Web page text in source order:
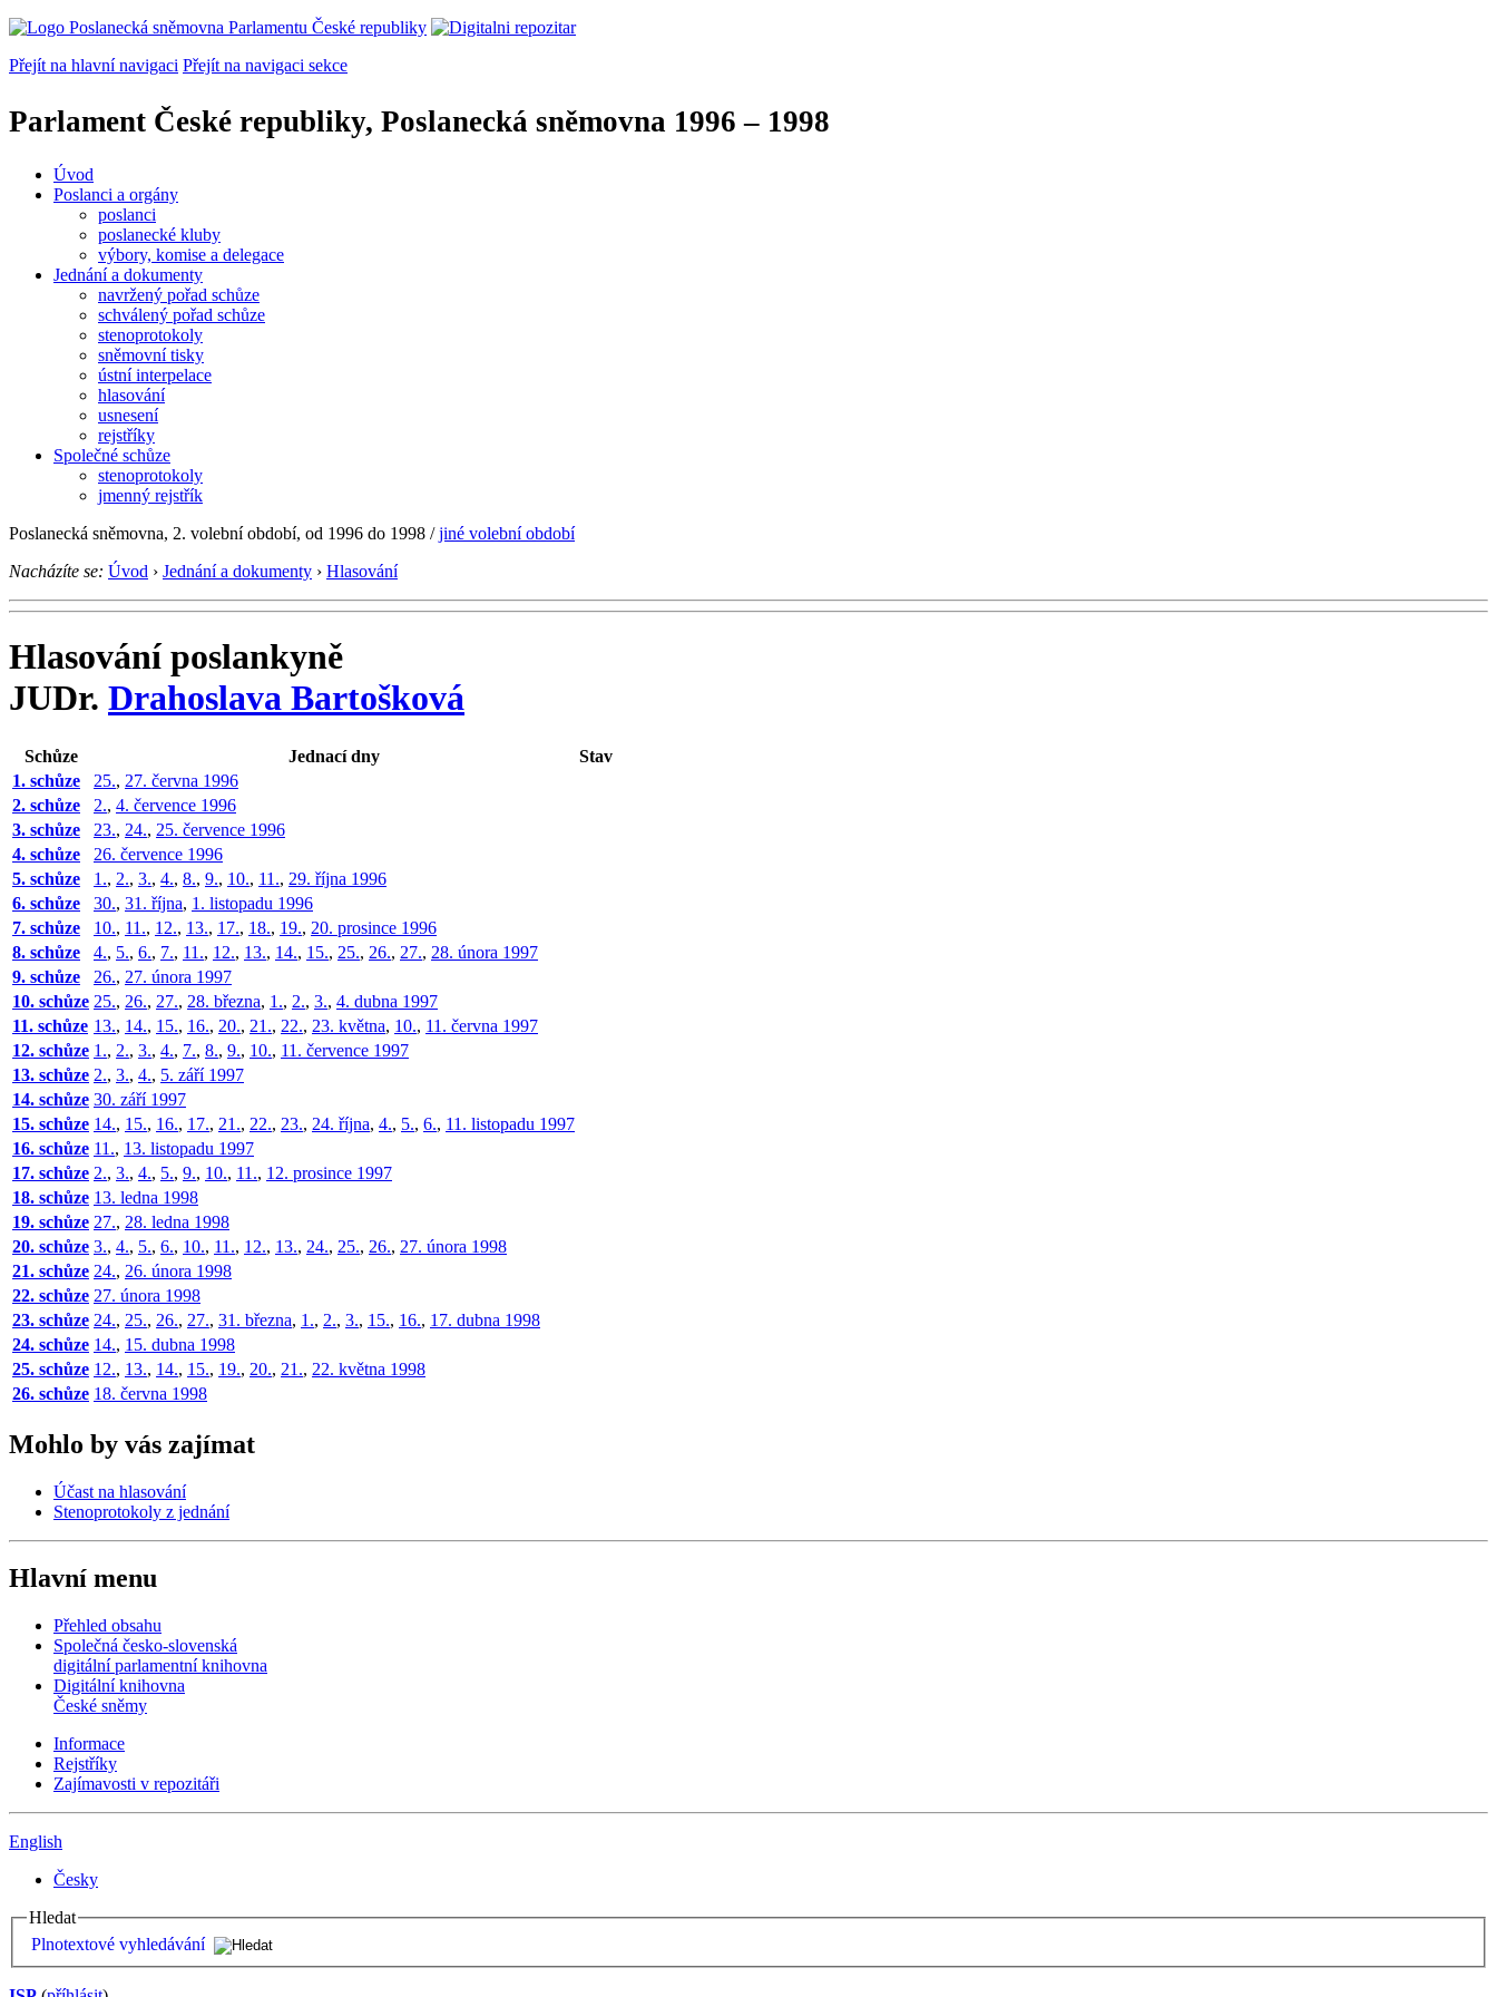
Přejít na hlavní navigaci Přejít na navigaci sekce
Parlament České republiky, Poslanecká sněmovna 1996 – 1998
Úvod
Poslanci a orgány
poslanci
poslanecké kluby
výbory, komise a delegace
Jednání a dokumenty
navržený pořad schůze
schválený pořad schůze
stenoprotokoly
sněmovní tisky
ústní interpelace
hlasování
usnesení
rejstříky
Společné schůze
stenoprotokoly
jmenný rejstřík
Poslanecká sněmovna, 2. volební období, od 1996 do 1998 /jiné volební období
Nacházíte se: Úvod › Jednání a dokumenty › Hlasování
Hlasování poslankyně
JUDr. Drahoslava Bartošková
Schůze Jednací dny
Stav
1. schůze
25., 27. června 1996
2. schůze
2., 4. července 1996
3. schůze
23., 24., 25. července 1996
4. schůze
26. července 1996
5. schůze
1., 2., 3., 4., 8., 9., 10., 11., 29. října 1996
6. schůze
30., 31. října, 1. listopadu 1996
7. schůze
10., 11., 12., 13., 17., 18., 19., 20. prosince 1996
8. schůze
4., 5., 6., 7., 11., 12., 13., 14., 15., 25., 26., 27., 28. února 1997
9. schůze
26., 27. února 1997
10. schůze 25., 26., 27., 28. března, 1., 2., 3., 4. dubna 1997
11. schůze 13., 14., 15., 16., 20., 21., 22., 23. května, 10., 11. června 1997
12. schůze 1., 2., 3., 4., 7., 8., 9., 10., 11. července 1997
13. schůze 2., 3., 4., 5. září 1997
14. schůze 30. září 1997
15. schůze 14., 15., 16., 17., 21., 22., 23., 24. října, 4., 5., 6., 11. listopadu 1997
16. schůze 11., 13. listopadu 1997
17. schůze 2., 3., 4., 5., 9., 10., 11., 12. prosince 1997
18. schůze 13. ledna 1998
19. schůze 27., 28. ledna 1998
20. schůze 3., 4., 5., 6., 10., 11., 12., 13., 24., 25., 26., 27. února 1998
21. schůze 24., 26. února 1998
22. schůze 27. února 1998
23. schůze 24., 25., 26., 27., 31. března, 1., 2., 3., 15., 16., 17. dubna 1998
24. schůze 14., 15. dubna 1998
25. schůze 12., 13., 14., 15., 19., 20., 21., 22. května 1998
26. schůze 18. června 1998
Mohlo by vás zajímat
Účast na hlasování
Stenoprotokoly z jednání
Hlavní menu
Přehled obsahu
Společná česko-slovenská
digitální parlamentní knihovna
Digitální knihovna
České sněmy
Informace
Rejstříky
Zajímavosti v repozitáři
English
Česky
Hledat
Plnotextové vyhledávání